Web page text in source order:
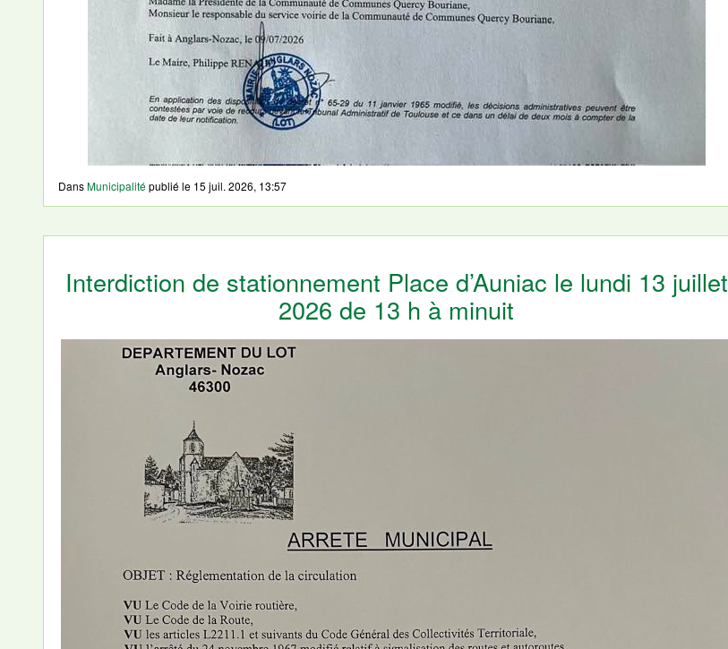
DansMunicipalitépublié le 15 juil. 2026, 13:57
Interdiction de stationnement Place d’Auniac le lundi 13 juillet
2026 de 13 h à minuit